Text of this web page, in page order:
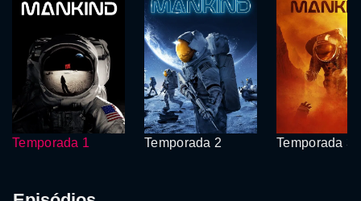
Temporada 1 Temporada 2 Temporada 3